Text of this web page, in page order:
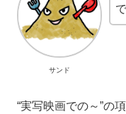
サンド
で
“実写映画での～”の